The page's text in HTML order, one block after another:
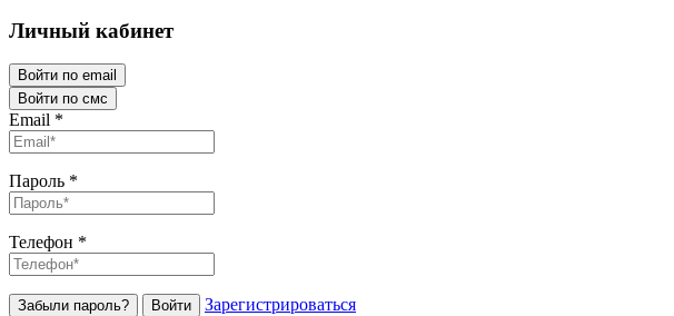
Личный кабинет
Войти по email
Войти по смс
Email *
Пароль *
Телефон *
Забыли пароль? Войти Зарегистрироваться